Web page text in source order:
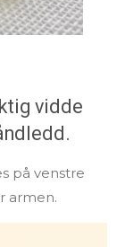
vidde
på venstre
armen.